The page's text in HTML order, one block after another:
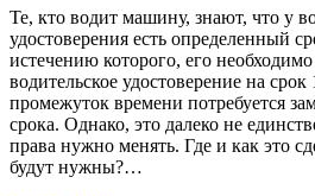
Те, кто водит машину, знают, что у
удостоверения есть определенный
истечению которого, его
водительское удостоверение на срок
промежуток времени потребуется
срока. Однако, это далеко не
права нужно менять. Где и как это
будут нужны?…